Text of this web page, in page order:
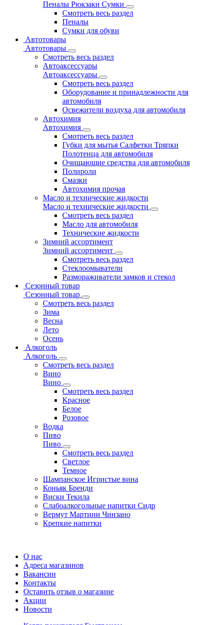
Пеналы Рюкзаки Сумки
Смотреть весь раздел
Пеналы
Сумки для обуви
Автотовары
Автотовары
Смотреть весь раздел
Автоаксессуары
Автоаксессуары
Смотреть весь раздел
Оборудование и принадлежности для
автомобиля
Освежители воздуха для автомобиля
Автохимия
Автохимия
Смотреть весь раздел
Губки для мытья Салфетки Тряпки
Полотенца для автомобиля
Очищающие средства для автомобиля
Полироли
Смазки
Автохимия прочая
Масло и технические жидкости
Масло и технические жидкости
Смотреть весь раздел
Масло для автомобиля
Технические жидкости
Зимний ассортимент
Зимний ассортимент
Смотреть весь раздел
Стеклоомыватели
Размораживатели замков и стекол
Сезонный товар
Сезонный товар
Смотреть весь раздел
Зима
Весна
Лето
Осень
Алкоголь
Алкоголь
Смотреть весь раздел
Вино
Вино
Смотреть весь раздел
Красное
Белое
Розовое
Водка
Пиво
Пиво
Смотреть весь раздел
Cветлое
Темное
Шампанское Игристые вина
Коньяк Бренди
Виски Текила
Слабоалкогольные напитки Сидр
Вермут Мартини Чинзано
Крепкие напитки
О нас
Адреса магазинов
Вакансии
Контакты
Оставить отзыв о магазине
Акции
Новости